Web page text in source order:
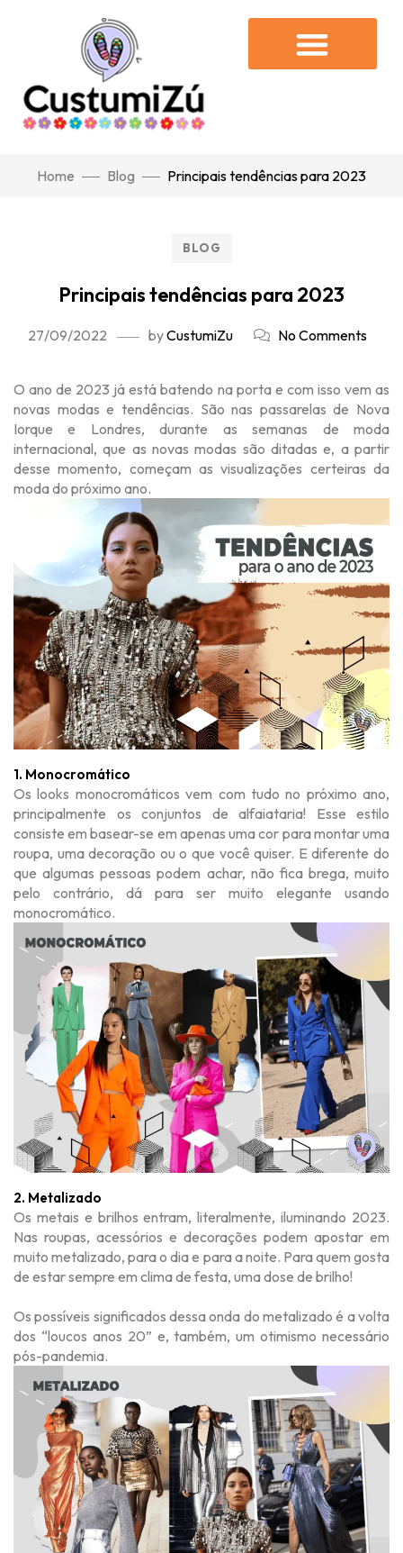
Home Blog Principais tendências para 2023
BLOG
Principais tendências para 2023
27/09/2022 byCustumiZu No Comments
O ano de 2023 já está batendo na porta e com isso vem as
novas modas e tendências. São nas passarelas de Nova
Iorque e Londres, durante as semanas de moda
internacional, que as novas modas são ditadas e, a partir
desse momento, começam as visualizações certeiras da
moda do próximo ano.
1. Monocromático
Os looks monocromáticos vem com tudo no próximo ano,
principalmente os conjuntos de alfaiataria! Esse estilo
consiste em basear-se em apenas uma cor para montar uma
roupa, uma decoração ou o que você quiser. E diferente do
que algumas pessoas podem achar, não fica brega, muito
pelo contrário, dá para ser muito elegante usando
monocromático.
2. Metalizado
Os metais e brilhos entram, literalmente, iluminando 2023.
Nas roupas, acessórios e decorações podem apostar em
muito metalizado, para o dia e para a noite. Para quem gosta
de estar sempre em clima de festa, uma dose de brilho!
Os possíveis significados dessa onda do metalizado é a volta
dos “loucos anos 20” e, também, um otimismo necessário
pós-pandemia.